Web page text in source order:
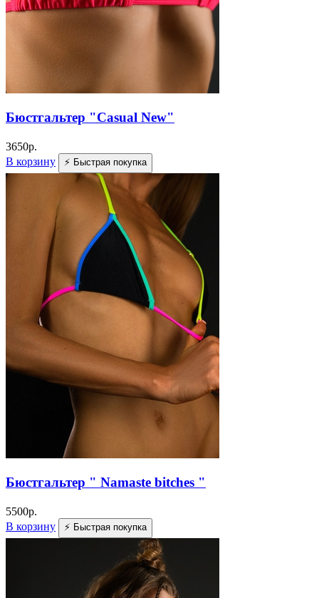
Бюстгальтер "Casual New"
3650р.
В корзину
⚡ Быстрая покупка
Бюстгальтер " Namaste bitches "
5500р.
В корзину
⚡ Быстрая покупка